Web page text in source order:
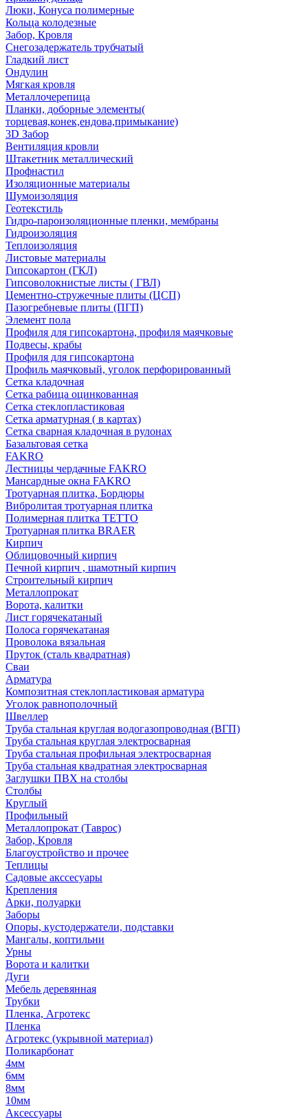
Люки, Конуса полимерные
Кольца колодезные
Забор, Кровля
Снегозадержатель трубчатый
Гладкий лист
Ондулин
Мягкая кровля
Металлочерепица
Планки, доборные элементы(
торцевая,конек,ендова,примыкание)
3D Забор
Вентиляция кровли
Штакетник металлический
Профнастил
Изоляционные материалы
Шумоизоляция
Геотекстиль
Гидро-пароизоляционные пленки, мембраны
Гидроизоляция
Теплоизоляция
Листовые материалы
Гипсокартон (ГКЛ)
Гипсоволокнистые листы ( ГВЛ)
Цементно-стружечные плиты (ЦСП)
Пазогребневые плиты (ПГП)
Элемент пола
Профиля для гипсокартона, профиля маячковые
Подвесы, крабы
Профиля для гипсокартона
Профиль маячковый, уголок перфорированный
Сетка кладочная
Сетка рабица оцинкованная
Сетка стеклопластиковая
Сетка арматурная ( в картах)
Сетка сварная кладочная в рулонах
Базальтовая сетка
FAKRO
Лестницы чердачные FAKRO
Мансардные окна FAKRO
Тротуарная плитка, Бордюры
Вибролитая тротуарная плитка
Полимерная плитка TETTO
Тротуарная плитка BRAER
Кирпич
Облицовочный кирпич
Печной кирпич , шамотный кирпич
Строительный кирпич
Металлопрокат
Ворота, калитки
Лист горячекатаный
Полоса горячекатаная
Проволока вязальная
Пруток (сталь квадратная)
Сваи
Арматура
Композитная стеклопластиковая арматура
Уголок равнополочный
Швеллер
Труба стальная круглая водогазопроводная (ВГП)
Труба стальная круглая электросварная
Труба стальная профильная электросварная
Труба стальная квадратная электросварная
Заглушки ПВХ на столбы
Столбы
Круглый
Профильный
Металлопрокат (Таврос)
Забор, Кровля
Благоустройство и прочее
Теплицы
Садовые акссесуары
Крепления
Арки, полуарки
Заборы
Опоры, кустодержатели, подставки
Мангалы, коптильни
Урны
Ворота и калитки
Дуги
Мебель деревянная
Трубки
Пленка, Агротекс
Пленка
Агротекс (укрывной материал)
Поликарбонат
4мм
6мм
8мм
10мм
Аксессуары